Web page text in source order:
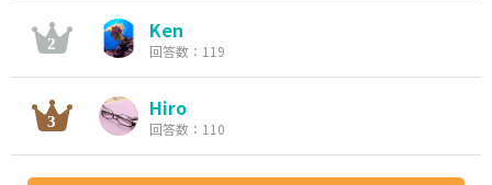
Ken
回答数：119
Hiro
回答数：110